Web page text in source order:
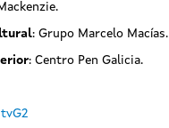
: Grupo Marcelo Macías.
: Centro Pen Galicia.